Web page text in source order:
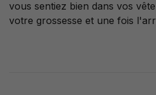
vous sentiez bien dans vos
votre grossesse et une fois